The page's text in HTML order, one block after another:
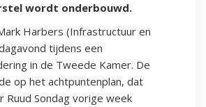
wordt onderbouwd.
Harbers (Infrastructuur en
tijdens een
in de Tweede Kamer. De
op het achtpuntenplan, dat
Ruud Sondag vorige week